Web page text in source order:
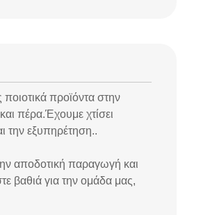
ποιοτικά προϊόντα στην
πέρα.Έχουμε χτίσει
την εξυπηρέτηση..
αποδοτική παραγωγή και
βαθιά για την ομάδα μας,